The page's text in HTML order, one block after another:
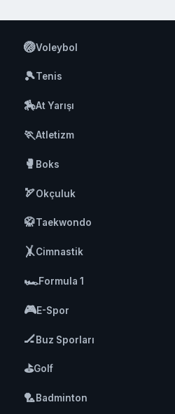
🏐Voleybol
🎾Tenis
🏇At Yarışı
🏃Atletizm
🥊 Boks
🏹Okçuluk
🥋Taekwondo
🤸Cimnastik
🏎️Formula 1
🎮E-Spor
🏒Buz Sporları
⛳Golf
🏸Badminton